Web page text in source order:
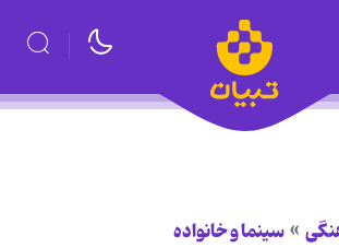
سینما و خانواده